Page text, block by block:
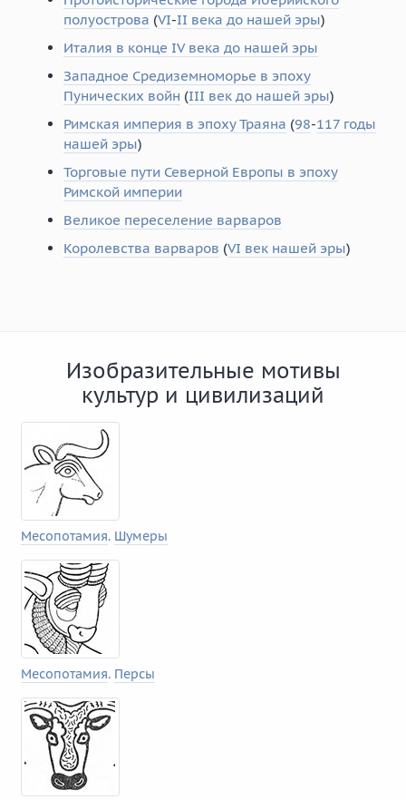
полуострова (VI-II века до нашей эры)
Италия в конце IV века до нашей эры
Западное Средиземноморье в эпоху
Пунических войн (III век до нашей эры)
Римская империя в эпоху Траяна (98-117 годы
нашей эры)
Торговые пути Северной Европы в эпоху
Римской империи
Великое переселение варваров
Королевства варваров (VI век нашей эры)
Изобразительные мотивы
культур и цивилизаций
Месопотамия. Шумеры
Месопотамия. Персы